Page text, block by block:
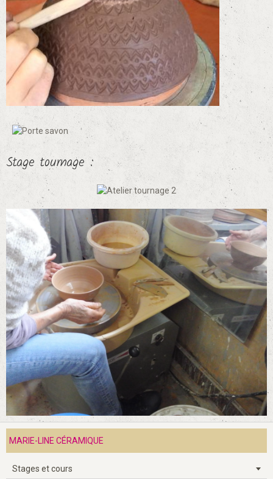
Stage tournage :
MARIE-LINE CÉRAMIQUE
Stages et cours